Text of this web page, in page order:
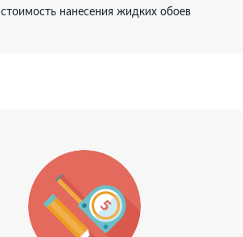
стоимость нанесения жидких обоев